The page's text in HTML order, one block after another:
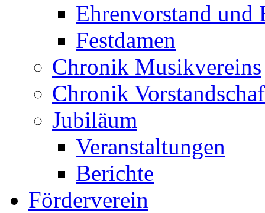
Ehrenvorstand und
Festdamen
Chronik Musikvereins
Chronik
Jubiläum
Veranstaltungen
Berichte
Förderverein